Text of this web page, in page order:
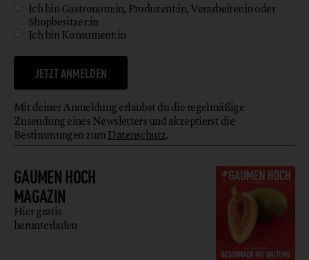
GAUMEN HOCH
MAGAZIN
Hier gratis
herunterladen
Ich bin Gastronom:in, Produzent:in, Verarbeiter:in oder
Shopbesitzer:in
Ich bin Konsument:in
JETZT ANMELDEN
Mit deiner Anmeldung erlaubst du die regelmäßige
Zusendung eines Newsletters und akzeptierst die
Bestimmungen zumDatenschutz.